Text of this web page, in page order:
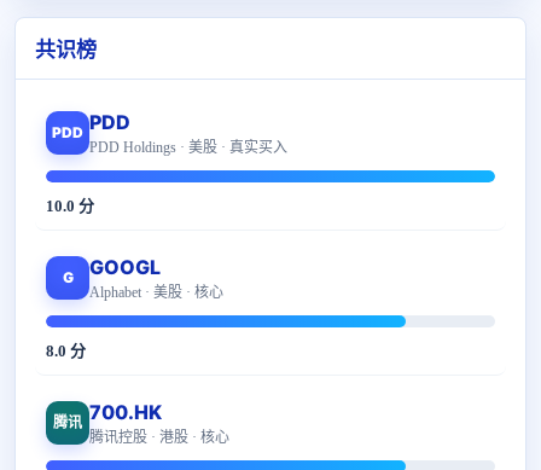
共识榜
PDD PDD
PDD Holdings · 美股 · 真实买入
10.0 分
G GOOGL
Alphabet · 美股 · 核心
8.0 分
腾讯 700.HK
腾讯控股 · 港股 · 核心